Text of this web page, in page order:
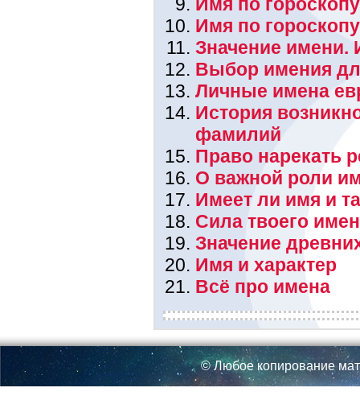
Имя по
Значение
Выбор имения
Личные имена
История
фамилий
Право нарекать
О важной роли
Имеет ли имя и
Сила твоего
Значение
Имя и характер
Всё про имена
© Любое копирование